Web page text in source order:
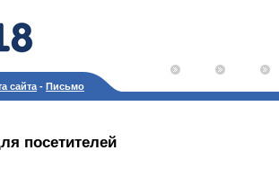
сайта - Письмо
посетителей